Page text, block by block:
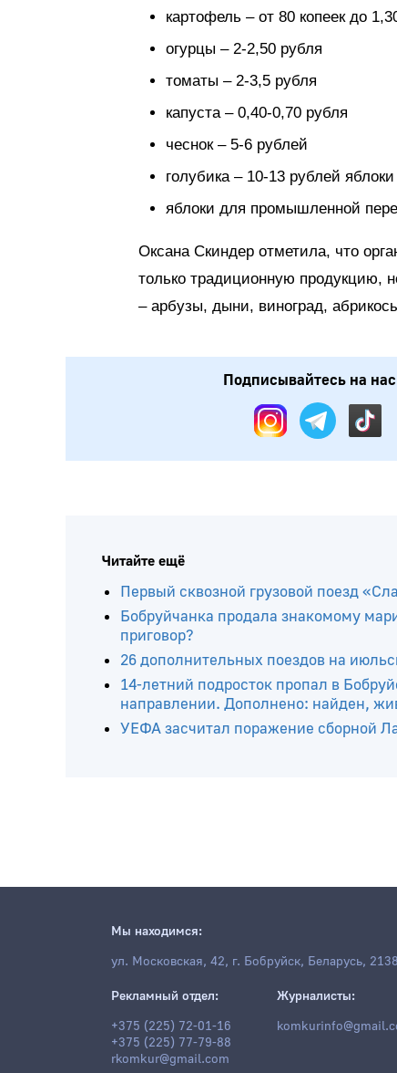
картофель – от 80 копеек до
огурцы – 2-2,50 рубля
томаты – 2-3,5 рубля
капуста – 0,40-0,70 рубля
чеснок – 5-6 рублей
голубика – 10-13 рублей
яблоки для промышленной
Оксана Скиндер отметила, что
только традиционную продукцию,
– арбузы, дыни, виноград,
Подписывайтесь на нас в:
Читайте ещё
Первый сквозной грузовой поезд
Бобруйчанка продала знакомому
приговор?
26 дополнительных поездов на
Мы находимся:
ул. Московская, 42, г. Бобруйск, Беларусь,
Рекламный отдел: